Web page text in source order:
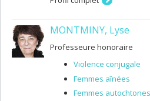
familiarisée.
MONTMINY, Lyse
Professeure honoraire
Violence conjugale
Femmes aînées
Femmes autochtones